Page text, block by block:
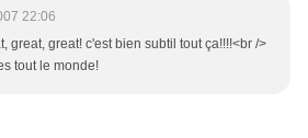
22:06
great, great! c'est bien subtil tout ça!!!!<br />
tout le monde!